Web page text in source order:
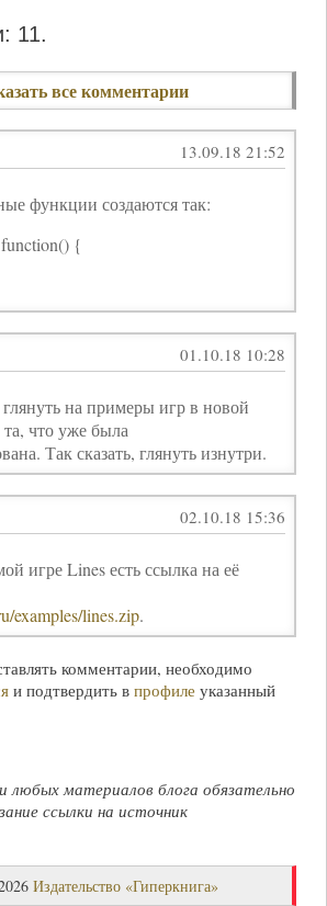
11.
все комментарии
13.09.18 21:52
функции создаются так:
{
01.10.18 10:28
на примеры игр в новой
что уже была
Так сказать, глянуть изнутри.
02.10.18 15:36
игре Lines есть ссылка на её
examples/lines.zip.
комментарии, необходимо
и подтвердить в профиле указанный
любых материалов блога обязательно
ссылки на источник
Издательство «Гиперкнига»